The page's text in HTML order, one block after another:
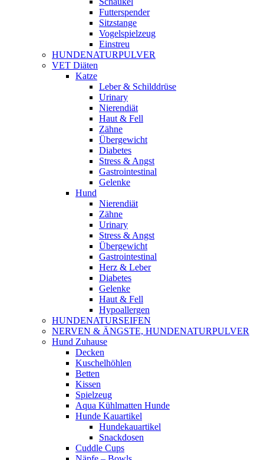
Futterspender
Sitzstange
Vogelspielzeug
Einstreu
HUNDENATURPULVER
VET Diäten
Katze
Leber & Schilddrüse
Urinary
Nierendiät
Haut & Fell
Zähne
Übergewicht
Diabetes
Stress & Angst
Gastrointestinal
Gelenke
Hund
Nierendiät
Zähne
Urinary
Stress & Angst
Übergewicht
Gastrointestinal
Herz & Leber
Diabetes
Gelenke
Haut & Fell
Hypoallergen
HUNDENATURSEIFEN
NERVEN & ÄNGSTE, HUNDENATURPULVER
Hund Zuhause
Decken
Kuschelhöhlen
Betten
Kissen
Spielzeug
Aqua Kühlmatten Hunde
Hunde Kauartikel
Hundekauartikel
Snackdosen
Cuddle Cups